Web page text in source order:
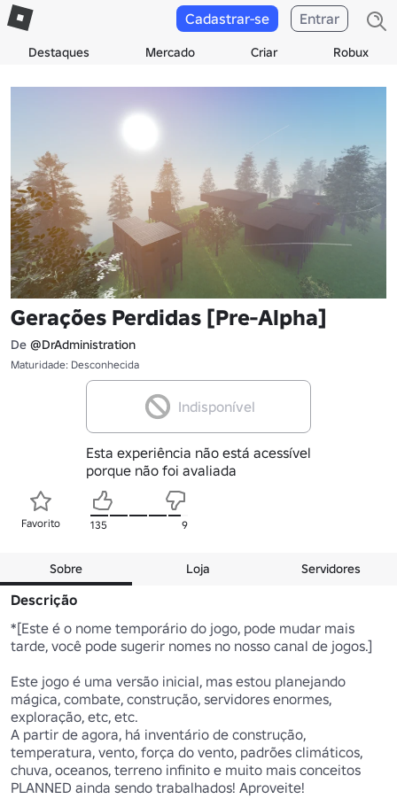
Destaques Mercado Criar Robux
Cadastrar-se Entrar
Gerações Perdidas [Pre-Alpha]
De @DrAdministration
Maturidade: Desconhecida
Indisponível
Esta experiência não está acessível
porque não foi avaliada
Favorito 135 9
Sobre Loja Servidores
Descrição
*[Este é o nome temporário do jogo, pode mudar mais
tarde, você pode sugerir nomes no nosso canal de jogos.]
Este jogo é uma versão inicial, mas estou planejando
mágica, combate, construção, servidores enormes,
exploração, etc, etc.
A partir de agora, há inventário de construção,
temperatura, vento, força do vento, padrões climáticos,
chuva, oceanos, terreno infinito e muito mais conceitos
PLANNED ainda sendo trabalhados! Aproveite!